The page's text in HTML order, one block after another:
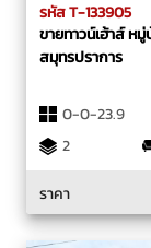
รหัส T-133905
ขายทาวน์เฮ้าส์ ห
สมุทรปราการ
0-0-23.9
2
ราคา